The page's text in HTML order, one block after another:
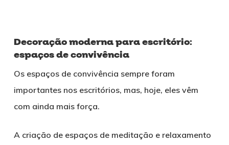
Decoração moderna para escritório:
espaços de convivência
Os espaços de convivência sempre foram
importantes nos escritórios, mas, hoje, eles vêm
com ainda mais força.
A criação de espaços de meditação e relaxamento